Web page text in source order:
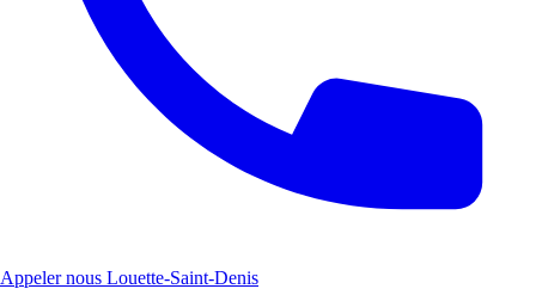
Appeler nous Louette-Saint-Denis